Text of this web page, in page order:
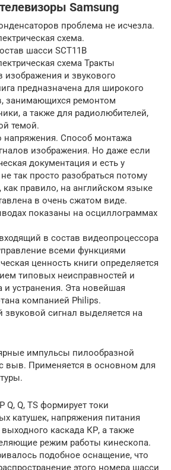
Samsung
проблема не исчезла.
схема.
шасси SCT11В
схема Тракты
изображения и звукового
предназначена для широкого
занимающихся ремонтом
а также для радиолюбителей,
темой.
напряжения. Способ монтажа
изображения. Но даже если
документация и есть у
так просто разобраться потому
как правило, на английском языке
в очень сжатом виде.
показаны на осциллограммах
в состав видеопроцессора
всеми функциями
ценность книги определяется
типовых неисправностей и
и устранения. Эта новейшая
компанией Philips.
сигнал выделяется на
импульсы пилообразной
выв. Применяется в основном для
Q, Q, TS формирует токи
катушек, напряжения питания
каскада КР, а также
режим работы кинескопа.
подобное оснащение, что
этого номера шасси